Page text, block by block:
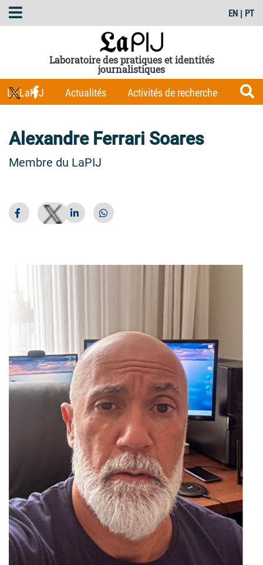
EN | PT
Laboratoire des pratiques et identités
journalistiques
Le LaPIJ
Actualités Activités de recherche
Publications
Alexandre Ferrari Soares
Membre du LaPIJ